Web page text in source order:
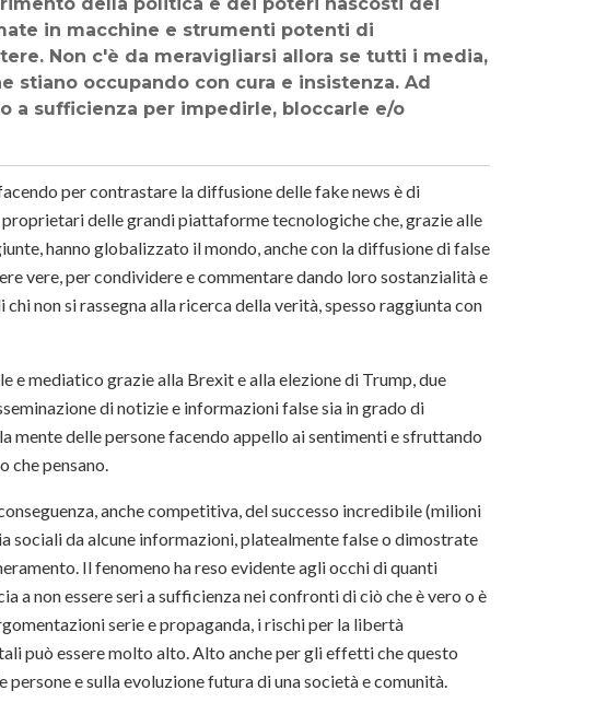
in macchine e strumenti potenti di
Non c'è da meravigliarsi allora se tutti i media,
stiano occupando con cura e insistenza. Ad
a sufficienza per impedirle, bloccarle e/o
per contrastare la diffusione delle fake news è di
delle grandi piattaforme tecnologiche che, grazie alle
hanno globalizzato il mondo, anche con la diffusione di false
vere, per condividere e commentare dando loro sostanzialità e
non si rassegna alla ricerca della verità, spesso raggiunta con
e mediatico grazie alla Brexit e alla elezione di Trump, due
di notizie e informazioni false sia in grado di
mente delle persone facendo appello ai sentimenti e sfruttando
pensano.
anche competitiva, del successo incredibile (milioni
da alcune informazioni, platealmente false o dimostrate
Il fenomeno ha reso evidente agli occhi di quanti
a non essere seri a sufficienza nei confronti di ciò che è vero o è
serie e propaganda, i rischi per la libertà
può essere molto alto. Alto anche per gli effetti che questo
e sulla evoluzione futura di una società e comunità.